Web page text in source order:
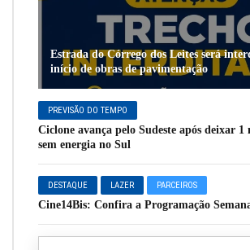
Estrada do Córrego dos Leites será
início de obras de pavimentação
PREVISÃO DO TEMPO
Ciclone avança pelo Sudeste após deixar
sem energia no Sul
DESTAQUE LAZER PARCEIROS
Cine14Bis: Confira a Programação